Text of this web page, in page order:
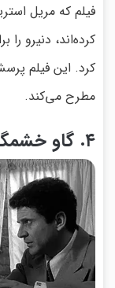
فیلم که مریل
کرده‌اند، دنیرو را
کرد. این فیلم
مطرح می‌کند.
۴. گاو خشمگین (Raging Bull) - ۱۹۸۰